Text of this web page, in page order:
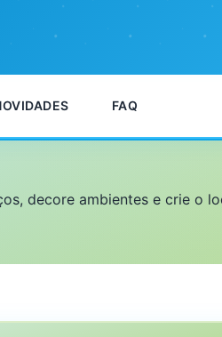
FAQ
decore ambientes e crie o